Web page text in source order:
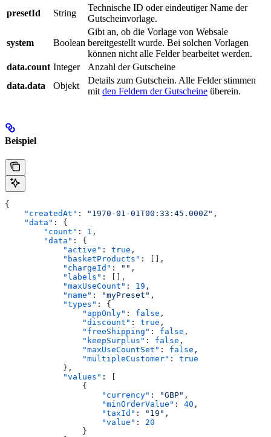
presetId
String
Technische ID oder eindeutiger Name der
Gutscheinvorlage.
system Boolean
Gibt an, ob die Vorlage von Websale
bereitgestellt wurde. Bei solchen Vorlagen
können nicht alle Felder bearbeitet werden.
data.count Integer
Anzahl der Gutscheine
data.data
Objekt
Details zum Gutschein. Alle Felder stimmen
mit den Feldern der Gutscheine überein.
Beispiel
{
    "createdAt"
: "1970-01-01T00:33:45.000Z" ,
    "data"
: {
        "count"
: 1 ,
        "data"
: {
            "active"
: true ,
            "basketProducts"
: [],
            "chargeId"
: "" ,
            "labels"
: [],
            "maxUseCount"
: 19 ,
            "name"
: "myPreset" ,
            "types"
: {
                "appOnly"
: false ,
                "discount"
: true ,
                "freeShipping"
: false ,
                "keepSurplus"
: false ,
                "maxUseCountSet"
: false ,
                "multipleCustomer"
: true
            },
            "values"
: [
                {
                    "currency"
: "GBP" ,
                    "minOrderValue"
: 40 ,
                    "taxId"
: "19" ,
                    "value"
: 20
                }